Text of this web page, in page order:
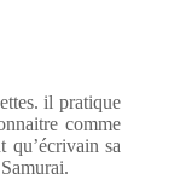
il pratique
comme
qu’écrivain sa